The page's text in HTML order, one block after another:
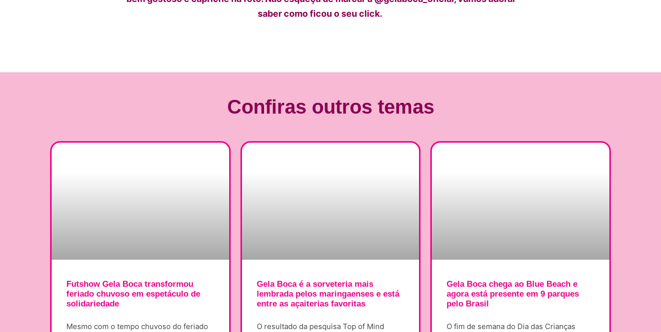
saber como ficou o seu click.
Confiras outros temas
Futshow Gela Boca transformou
feriado chuvoso em espetáculo de
solidariedade
Mesmo com o tempo chuvoso do feriado
Gela Boca é a sorveteria mais
lembrada pelos maringaenses e está
entre as açaiterias favoritas
O resultado da pesquisa Top of Mind
Gela Boca chega ao Blue Beach e
agora está presente em 9 parques
pelo Brasil
O fim de semana do Dia das Crianças